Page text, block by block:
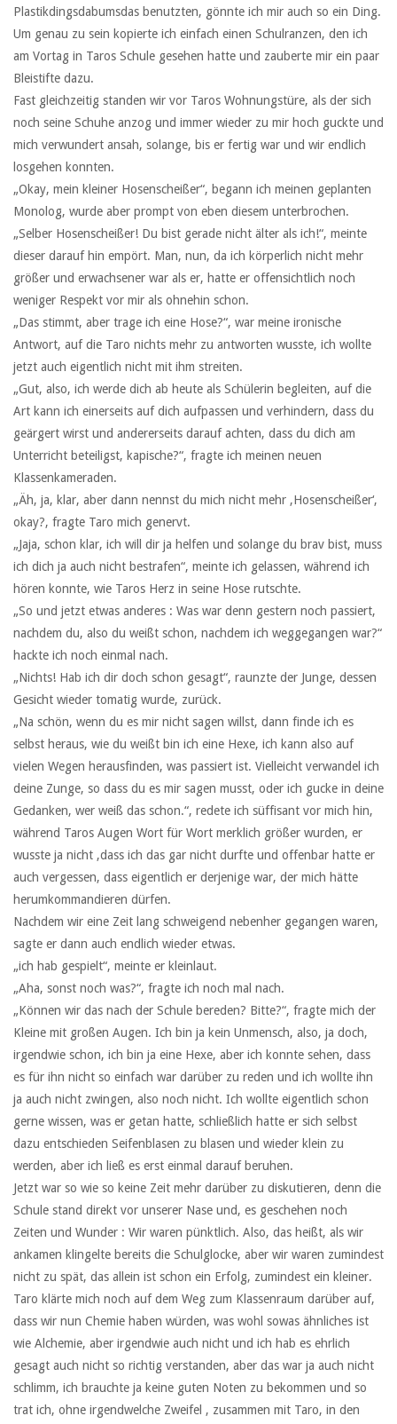
Plastikdingsdabumsdas benutzten, gönnte ich mir auch so ein Ding.
Um genau zu sein kopierte ich einfach einen Schulranzen, den ich
am Vortag in Taros Schule gesehen hatte und zauberte mir ein paar
Bleistifte dazu.
Fast gleichzeitig standen wir vor Taros Wohnungstüre, als der sich
noch seine Schuhe anzog und immer wieder zu mir hoch guckte und
mich verwundert ansah, solange, bis er fertig war und wir endlich
losgehen konnten.
„Okay, mein kleiner Hosenscheißer“, begann ich meinen geplanten
Monolog, wurde aber prompt von eben diesem unterbrochen.
„Selber Hosenscheißer! Du bist gerade nicht älter als ich!“, meinte
dieser darauf hin empört. Man, nun, da ich körperlich nicht mehr
größer und erwachsener war als er, hatte er offensichtlich noch
weniger Respekt vor mir als ohnehin schon.
„Das stimmt, aber trage ich eine Hose?“, war meine ironische
Antwort, auf die Taro nichts mehr zu antworten wusste, ich wollte
jetzt auch eigentlich nicht mit ihm streiten.
„Gut, also, ich werde dich ab heute als Schülerin begleiten, auf die
Art kann ich einerseits auf dich aufpassen und verhindern, dass du
geärgert wirst und andererseits darauf achten, dass du dich am
Unterricht beteiligst, kapische?“, fragte ich meinen neuen
Klassenkameraden.
„Äh, ja, klar, aber dann nennst du mich nicht mehr ‚Hosenscheißer‘,
okay?, fragte Taro mich genervt.
„Jaja, schon klar, ich will dir ja helfen und solange du brav bist, muss
ich dich ja auch nicht bestrafen“, meinte ich gelassen, während ich
hören konnte, wie Taros Herz in seine Hose rutschte.
„So und jetzt etwas anderes : Was war denn gestern noch passiert,
nachdem du, also du weißt schon, nachdem ich weggegangen war?“
hackte ich noch einmal nach.
„Nichts! Hab ich dir doch schon gesagt“, raunzte der Junge, dessen
Gesicht wieder tomatig wurde, zurück.
„Na schön, wenn du es mir nicht sagen willst, dann finde ich es
selbst heraus, wie du weißt bin ich eine Hexe, ich kann also auf
vielen Wegen herausfinden, was passiert ist. Vielleicht verwandel ich
deine Zunge, so dass du es mir sagen musst, oder ich gucke in deine
Gedanken, wer weiß das schon.“, redete ich süffisant vor mich hin,
während Taros Augen Wort für Wort merklich größer wurden, er
wusste ja nicht ,dass ich das gar nicht durfte und offenbar hatte er
auch vergessen, dass eigentlich er derjenige war, der mich hätte
herumkommandieren dürfen.
Nachdem wir eine Zeit lang schweigend nebenher gegangen waren,
sagte er dann auch endlich wieder etwas.
„ich hab gespielt“, meinte er kleinlaut.
„Aha, sonst noch was?“, fragte ich noch mal nach.
„Können wir das nach der Schule bereden? Bitte?“, fragte mich der
Kleine mit großen Augen. Ich bin ja kein Unmensch, also, ja doch,
irgendwie schon, ich bin ja eine Hexe, aber ich konnte sehen, dass
es für ihn nicht so einfach war darüber zu reden und ich wollte ihn
ja auch nicht zwingen, also noch nicht. Ich wollte eigentlich schon
gerne wissen, was er getan hatte, schließlich hatte er sich selbst
dazu entschieden Seifenblasen zu blasen und wieder klein zu
werden, aber ich ließ es erst einmal darauf beruhen.
Jetzt war so wie so keine Zeit mehr darüber zu diskutieren, denn die
Schule stand direkt vor unserer Nase und, es geschehen noch
Zeiten und Wunder : Wir waren pünktlich. Also, das heißt, als wir
ankamen klingelte bereits die Schulglocke, aber wir waren zumindest
nicht zu spät, das allein ist schon ein Erfolg, zumindest ein kleiner.
Taro klärte mich noch auf dem Weg zum Klassenraum darüber auf,
dass wir nun Chemie haben würden, was wohl sowas ähnliches ist
wie Alchemie, aber irgendwie auch nicht und ich hab es ehrlich
gesagt auch nicht so richtig verstanden, aber das war ja auch nicht
schlimm, ich brauchte ja keine guten Noten zu bekommen und so
trat ich, ohne irgendwelche Zweifel , zusammen mit Taro, in den